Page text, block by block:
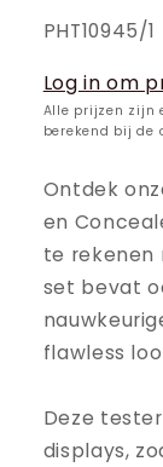
SKU:
PHT10945/1
Log in om
Alle prijzen zijn
berekend bij de
Ontdek
en
te rekenen
set bevat
flawless
Deze
displays,